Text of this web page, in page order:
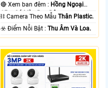
🔴 Xem ban đêm : Hồng Ngoại
15m Có Màu Ban Ðêm.
⛓ Camera Theo MẫuThân Plastic.
️☣️ Điểm Nỗi Bật :Thu Âm Và Loa.